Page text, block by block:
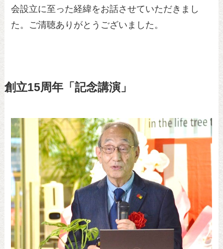
会設立に至った経緯をお話させていただきまし
た。ご清聴ありがとうございました。
創立15周年「記念講演」